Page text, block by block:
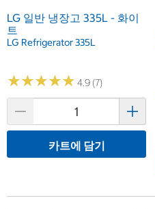
LG 일반 냉장고 335L - 화이
트
LG Refrigerator 335L
★★★★★
★★★★★ 4.9 (7)
카트에 담기